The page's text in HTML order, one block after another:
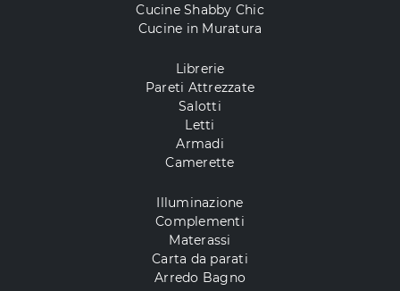
Cucine Shabby Chic
Cucine in Muratura
Librerie
Pareti Attrezzate
Salotti
Letti
Armadi
Camerette
Illuminazione
Complementi
Materassi
Carta da parati
Arredo Bagno